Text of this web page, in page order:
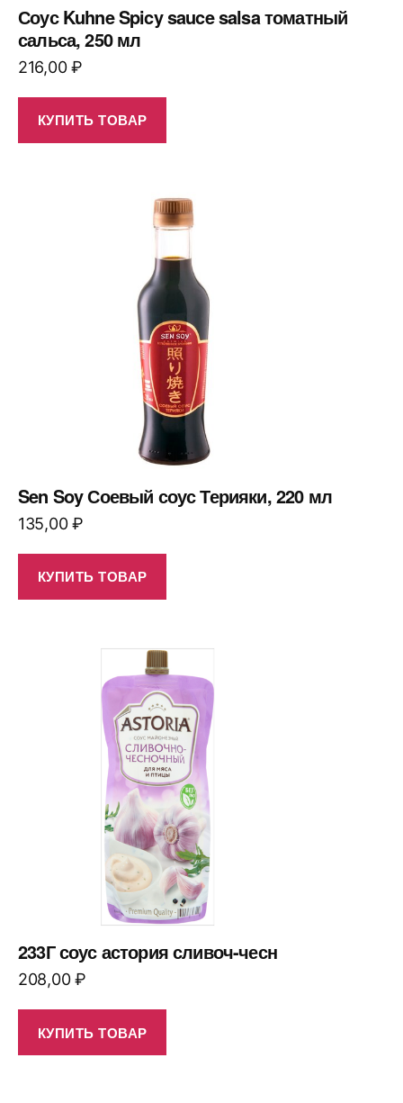
Соус Kuhne Spicy sauce salsa томатный
сальса, 250 мл
216,00₽
КУПИТЬ ТОВАР
Sen Soy Соевый соус Терияки, 220 мл
135,00₽
КУПИТЬ ТОВАР
233Г соус астория сливоч-чесн
208,00₽
КУПИТЬ ТОВАР